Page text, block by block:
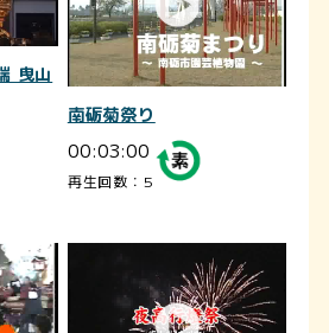
曳山
南砺菊祭り
00:03:00
再生回数：5